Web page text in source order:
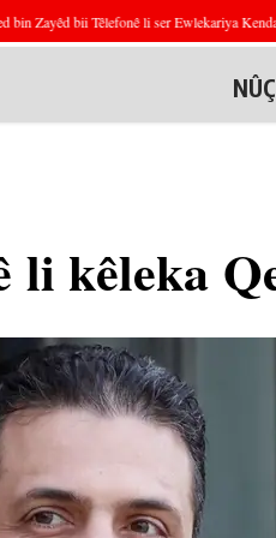
bii Têlefonê li ser Ewlekariya Kendavê
kêleka